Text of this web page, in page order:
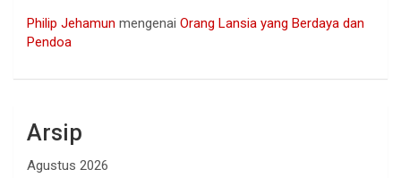
Philip Jehamun mengenai Orang Lansia yang Berdaya dan
Pendoa
Arsip
Agustus 2026